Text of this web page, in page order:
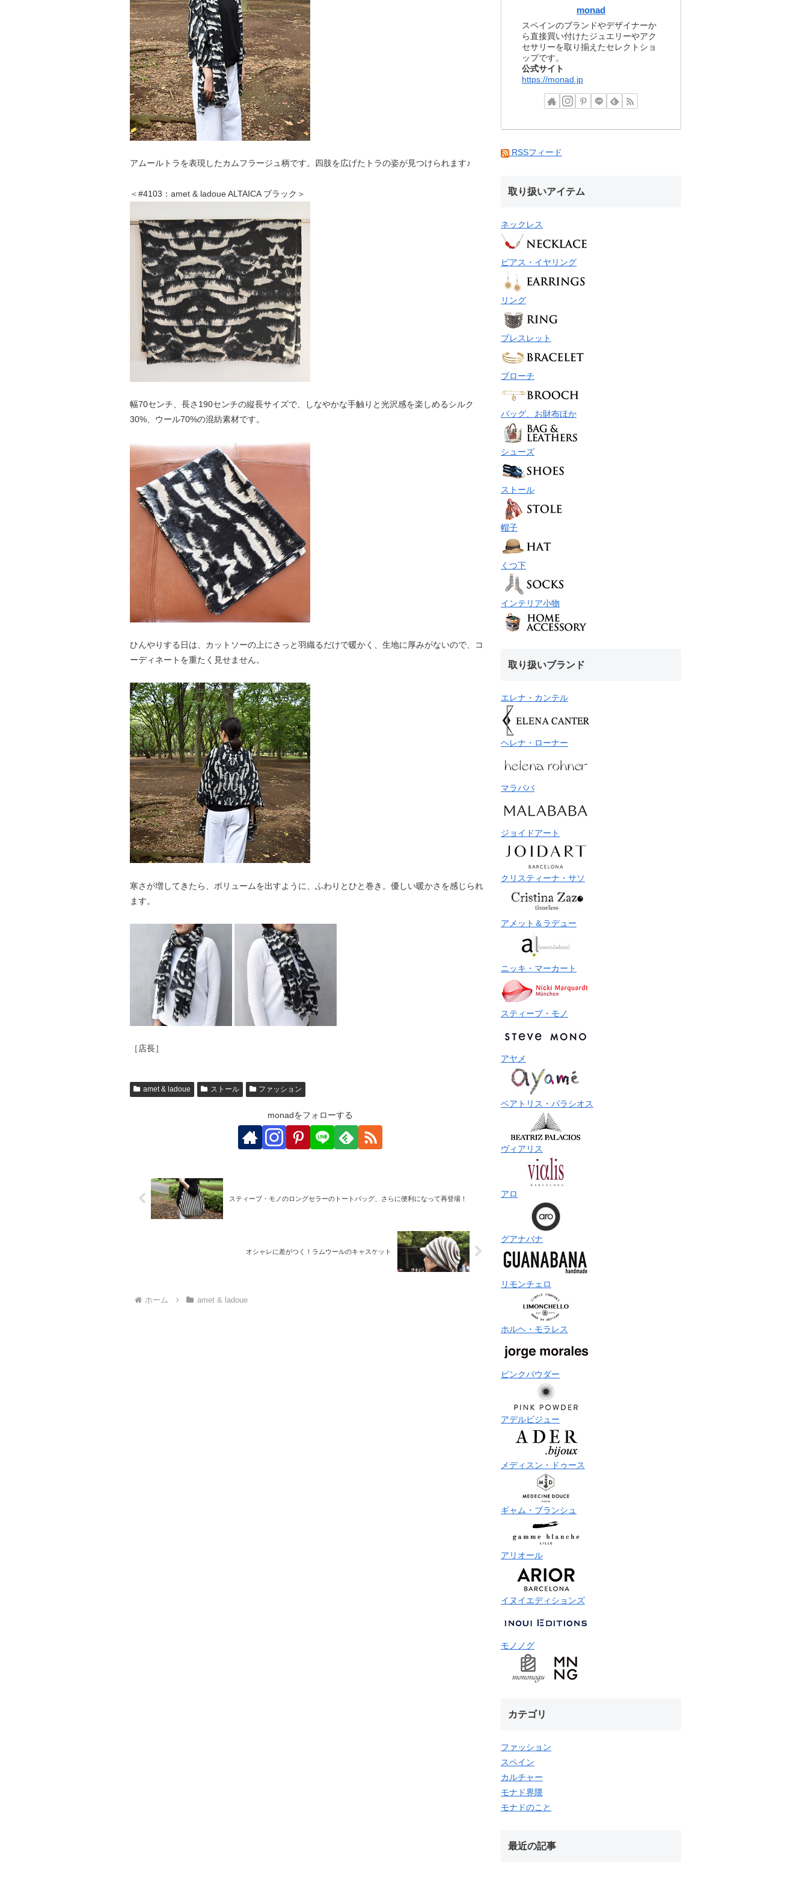
アムールトラを表現したカムフラージュ柄です。四肢を広げたトラの姿が見つけられます♪
＜#4103：amet & ladoue ALTAICA ブラック＞
幅70センチ、長さ190センチの縦長サイズで、しなやかな手触りと光沢感を楽しめるシルク
30%、ウール70%の混紡素材です。
ひんやりする日は、カットソーの上にさっと羽織るだけで暖かく、生地に厚みがないので、コ
ーディネートを重たく見せません。
寒さが増してきたら、ボリュームを出すように、ふわりとひと巻き。優しい暖かさを感じられ
ます。
［店長］
amet & ladoue ストール ファッション
monadをフォローする
スティーブ・モノのロングセラーのトートバッグ、さらに便利になって再登場！
オシャレに差がつく！ラムウールのキャスケット
ホーム amet & ladoue
monad
スペインのブランドやデザイナーか
ら直接買い付けたジュエリーやアク
セサリーを取り揃えたセレクトショ
ップです。
公式サイト
https://monad.jp
RSSフィード
取り扱いアイテム
ネックレス
ピアス・イヤリング
リング
ブレスレット
ブローチ
バッグ、お財布ほか
シューズ
ストール
帽子
くつ下
インテリア小物
取り扱いブランド
エレナ・カンテル
ヘレナ・ローナー
マラババ
ジョイドアート
クリスティーナ・サソ
アメット＆ラデュー
ニッキ・マーカート
スティーブ・モノ
アヤメ
ベアトリス・パラシオス
ヴィアリス
アロ
グアナバナ
リモンチェロ
ホルヘ・モラレス
ピンクパウダー
アデルビジュー
メディスン・ドゥース
ギャム・ブランシュ
アリオール
イヌイエディションズ
モノノグ
カテゴリ
ファッション
スペイン
カルチャー
モナド界隈
モナドのこと
最近の記事